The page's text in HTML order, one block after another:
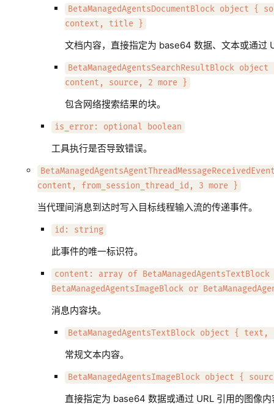
BetaManagedAgentsDocumentBlock object {
context, title }
文档内容，直接指定为 base64 数据、文本或通过
BetaManagedAgentsSearchResultBlock
content, source, 2 more }
包含网络搜索结果的块。
is_error: optional boolean
工具执行是否导致错误。
content, from_session_thread_id, 3 more }
当代理间消息到达时写入目标线程输入流的传递事件。
id: string
此事件的唯一标识符。
content: array of BetaManagedAgentsTextBlock
BetaManagedAgentsImageBlock or
消息内容块。
BetaManagedAgentsTextBlock object {
常规文本内容。
BetaManagedAgentsImageBlock object {
直接指定为 base64 数据或通过 URL 引用的图像内